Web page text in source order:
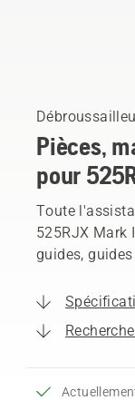
Pièces,
pour
Toute
525RJX Mark
guides,